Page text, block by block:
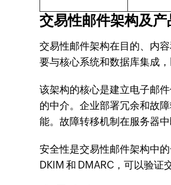
交易性邮件架构及
交易性邮件架构在目的、内
要与核心系统和数据库集成
该架构的核心是建立电子邮
的中介。企业部署冗余和故
能。故障转移机制在服务器
安全性是交易性邮件架构中
DKIM 和 DMARC，可以验证